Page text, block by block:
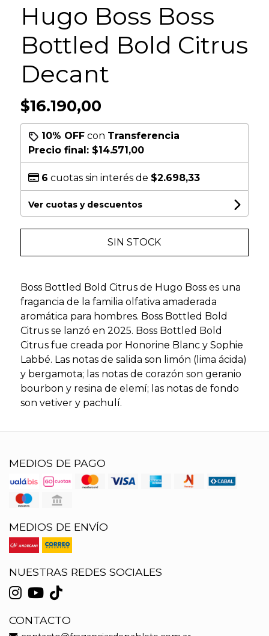
Hugo Boss Boss
Bottled Bold Citrus
Decant
$16.190,00
10% OFFcon Transferencia
Precio final: $14.571,00
6 cuotas sin interés de $2.698,33
Ver cuotas y descuentos
SIN STOCK
Boss Bottled Bold Citrus de Hugo Boss es una
fragancia de la familia olfativa amaderada
aromática para hombres. Boss Bottled Bold
Citrus se lanzó en 2025. Boss Bottled Bold
Citrus fue creada por Honorine Blanc y Sophie
Labbé. Las notas de salida son limón (lima ácida)
y bergamota; las notas de corazón son geranio
bourbon y resina de elemí; las notas de fondo
son vetiver y pachulí.
MEDIOS DE PAGO
MEDIOS DE ENVÍO
NUESTRAS REDES SOCIALES
CONTACTO